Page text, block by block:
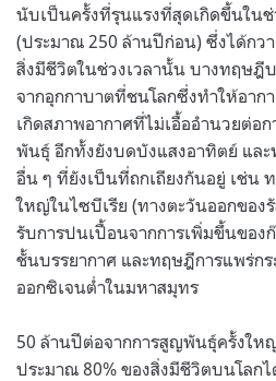
นับเป็นครั้งที่รุนแรงที่สุดเกิดขึ้นในช่
(ประมาณ 250 ล้านปีก่อน) ซึ่งได้กว
สิ่งมีชีวิตในช่วงเวลานั้น บางทฤษฎี
จากอุกกาบาตที่ชนโลกซึ่งทำให้อา
เกิดสภาพอากาศที่ไม่เอื้ออำนวยต่อ
พันธุ์ อีกทั้งยังบดบังแสงอาทิตย์ แล
อื่น ๆ ที่ยังเป็นที่ถกเถียงกันอยู่ เช่น
ใหญ่ในไซบีเรีย (ทางตะวันออกของ
รับการปนเปื้อนจากการเพิ่มขึ้นขอ
ชั้นบรรยากาศ และทฤษฎีการแพร่ก
ออกซิเจนต่ำในมหาสมุทร
50 ล้านปีต่อจากการสูญพันธุ์ครั้งให
ประมาณ 80% ของสิ่งมีชีวิตบนโลก